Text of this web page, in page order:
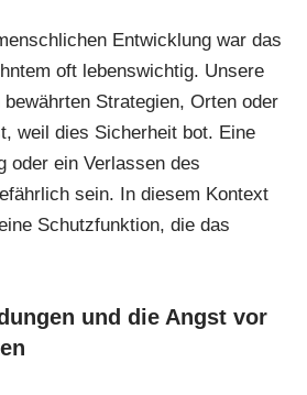
Entwicklung war das
oft lebenswichtig. Unsere
Strategien, Orten oder
weil dies Sicherheit bot. Eine
oder ein Verlassen des
sein. In diesem Kontext
Schutzfunktion, die das
und die Angst vor